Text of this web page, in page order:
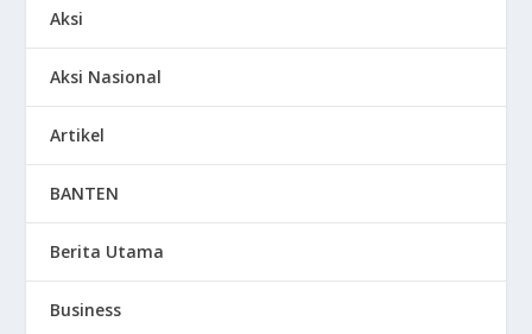
Aksi
Aksi Nasional
Artikel
BANTEN
Berita Utama
Business